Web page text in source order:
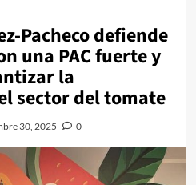
Pacheco defiende
una PAC fuerte y
la
sector del tomate
30, 2025 0